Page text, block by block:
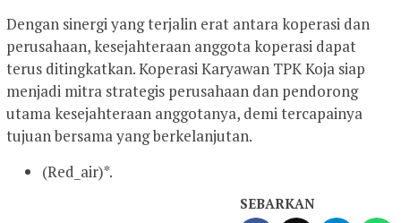
Dengan sinergi yang terjalin erat antara koperasi dan
perusahaan, kesejahteraan anggota koperasi dapat
terus ditingkatkan. Koperasi Karyawan TPK Koja siap
menjadi mitra strategis perusahaan dan pendorong
utama kesejahteraan anggotanya, demi tercapainya
tujuan bersama yang berkelanjutan.
(Red_air)*.
SEBARKAN